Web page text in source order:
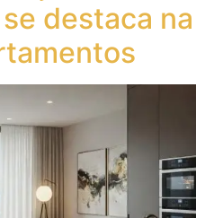
destaca na